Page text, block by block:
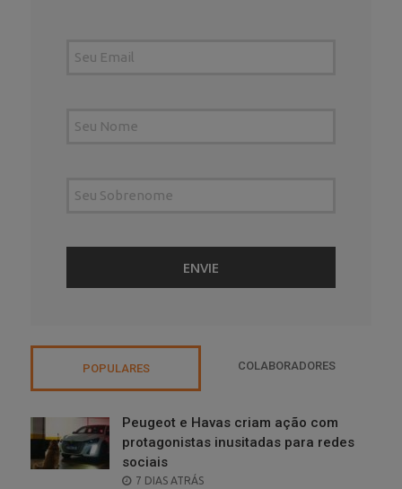
POPULARES COLABORADORES
Peugeot e Havas criam ação com
protagonistas inusitadas para redes
sociais
POSTED
7 DIAS ATRÁS